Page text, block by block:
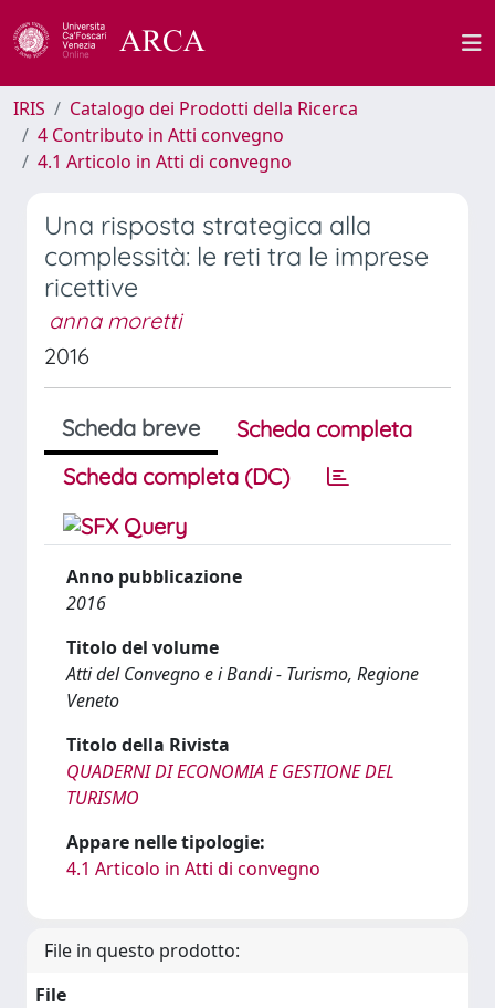
IRIS
Catalogo dei Prodotti della Ricerca
4 Contributo in Atti convegno
4.1 Articolo in Atti di convegno
Una risposta strategica alla
complessità: le reti tra le imprese
ricettive
anna moretti
2016
Scheda breve
Scheda completa
Scheda completa (DC)
Anno pubblicazione
2016
Titolo del volume
Atti del Convegno e i Bandi - Turismo, Regione
Veneto
Titolo della Rivista
QUADERNI DI ECONOMIA E GESTIONE DEL
TURISMO
Appare nelle tipologie:
4.1 Articolo in Atti di convegno
File in questo prodotto:
File